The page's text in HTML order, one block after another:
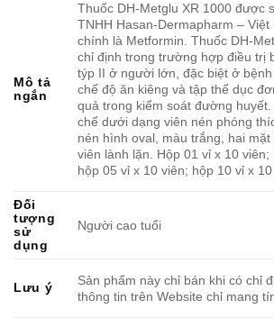
Mô tả
ngắn
Thuốc DH-Metglu XR 1000 được
TNHH Hasan-Dermapharm –
chính là Metformin. Thuốc DH-
chỉ định trong trường hợp điều trị
týp II ở người lớn, đặc biệt ở
chế độ ăn kiêng và tập thể dục
quả trong kiểm soát đường
chế dưới dạng viên nén phóng
nén hình oval, màu trắng, hai
viên lành lặn. Hộp 01 vỉ x 10 viên;
hộp 05 vỉ x 10 viên; hộp 10 vỉ x
Đối
tượng
sử
dụng
Người cao tuổi
Lưu ý
Sản phẩm này chỉ bán khi có chỉ
thông tin trên Website chỉ mang